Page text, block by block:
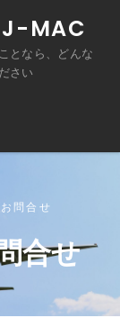
J-MAC
となら、どんな
さい
問合せ
合せ